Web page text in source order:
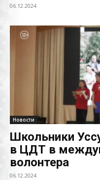
06.12.2024
Новости
Школьники
в ЦДТ в
волонтера
06.12.2024